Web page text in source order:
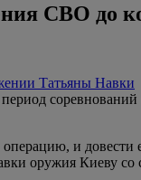
СВО до
Татьяны Навки
и
оружия Киеву со